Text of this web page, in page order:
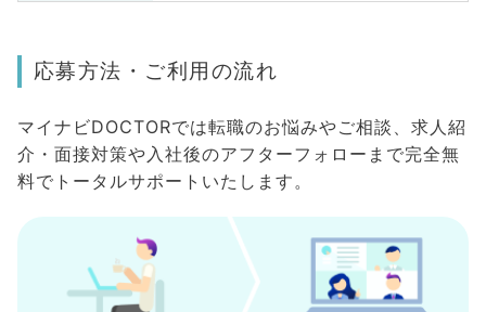
応募方法・ご利用の流れ
マイナビDOCTORでは転職のお悩みやご相談、求人紹
介・面接対策や入社後のアフターフォローまで完全無
料でトータルサポートいたします。